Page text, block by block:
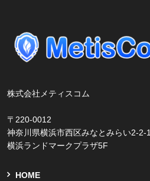
株式会社メティスコム
〒220-0012
神奈川県横浜市西区みなとみらい2-2-1
横浜ランドマークプラザ5F
HOME